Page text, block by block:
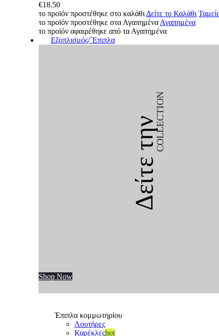
€18.50
το προϊόν προστέθηκε στο καλάθι Δείτε το Καλάθι
το προϊόν προστέθηκε στα Αγαπημένα Αγαπημένα
το προϊόν αφαιρέθηκε από τα Αγαπημένα
Εξοπλισμός/΄Επιπλα
Δείτε τηνCOLLECTION
Shop Now
Έπιπλα κομμωτηρίου
Λουτήρες
Καρέκλεςhot